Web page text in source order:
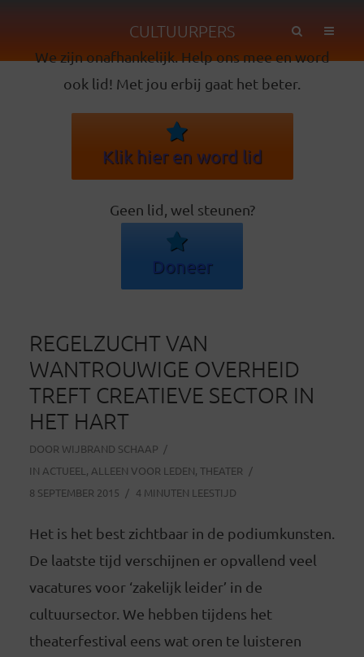
CULTUURPERS
We zijn onafhankelijk. Help ons mee en word
ook lid! Met jou erbij gaat het beter.
Klik hier en word lid
Geen lid, wel steunen?
Doneer
REGELZUCHT VAN
WANTROUWIGE OVERHEID
TREFT CREATIEVE SECTOR IN
HET HART
DOOR WIJBRAND SCHAAP
IN ACTUEEL , ALLEEN VOOR LEDEN, THEATER
8 SEPTEMBER 2015
4 MINUTEN LEESTIJD
Het is het best zichtbaar in de podiumkunsten.
De laatste tijd verschijnen er opvallend veel
vacatures voor ‘zakelijk leider’ in de
cultuursector. We hebben tijdens het
theaterfestival eens wat oren te luisteren